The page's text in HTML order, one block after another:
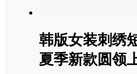
韩版女装刺绣
夏季新款圆领